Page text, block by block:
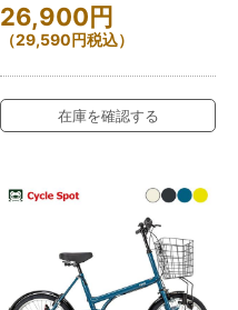
26,900円
（29,590円税込）
在庫を確認する